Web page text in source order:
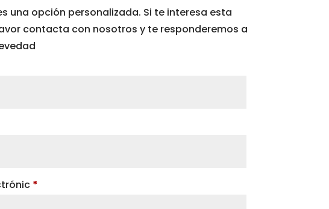
una opción personalizada. Si te interesa esta
contacta con nosotros y te responderemos a
*